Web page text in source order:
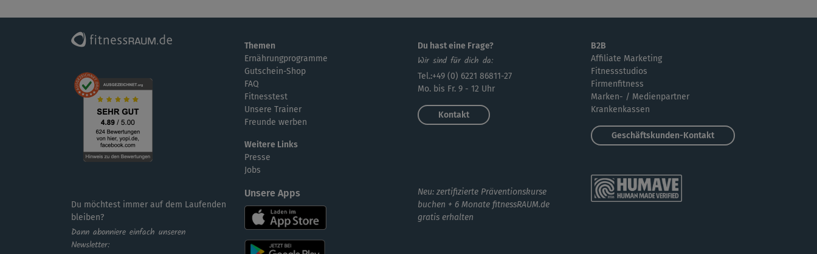
Die Übungen mit gebeugte Knie sind für Leute
Du möchtest immer auf dem Laufenden
bleiben?
Dann abonniere einfach unseren
Newsletter:
Themen
Ernährungprogramme
Gutschein-Shop
FAQ
Fitnesstest
Unsere Trainer
Freunde werben
Weitere Links
Presse
Jobs
Unsere Apps
Du hast eine Frage?
Wir sind für dich da:
Tel.:+49 (0) 6221 86811-27
Mo. bis Fr. 9 - 12 Uhr
Kontakt
Neu: zertifizierte Präventionskurse
buchen + 6 Monate fitnessRAUM.de
gratis erhalten
B2B
Affiliate Marketing
Fitnessstudios
Firmenfitness
Marken- / Medienpartner
Krankenkassen
Geschäftskunden-Kontakt